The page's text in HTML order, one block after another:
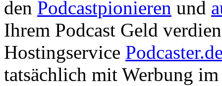
den Podcastpionieren und
Ihrem Podcast Geld
Hostingservice
tatsächlich mit Werbung